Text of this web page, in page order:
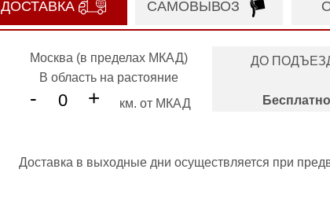
ДОСТАВКА САМОВЫВОЗ
Москва (в пределах МКАД)
В область на растояние
- + км. от МКАД
ДО
Бесплатно
Доставка в выходные дни осуществляется при